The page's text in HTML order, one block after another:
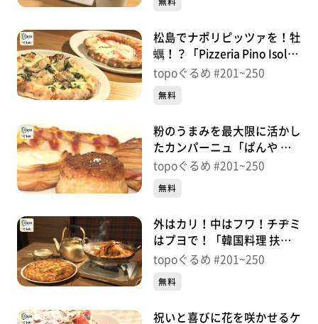
無料
松島でナポリピッツァを！牡
蠣！？「Pizzeria Pino Isola
VESTA」（松島町松島普賢
topoぐるめ #201~250
無料
粉のうまみを最大限に活かし
たカンパーニュ「ぱんや あ
いざわ」（松島町松島町内）
topoぐるめ #201~250
無料
外はカリ！中はフワ！チヂミ
はプヨで！「韓国料理 扶餘
長町店」（太白区長町）＃
topoぐるめ #201~250
無料
祝いと喜びに花を咲かせるケ